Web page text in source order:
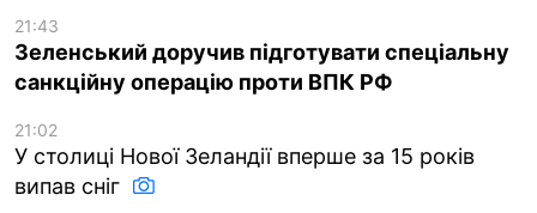
21:43
Зеленський доручив підготувати спеціальну
санкційну операцію проти ВПК РФ
21:02
У столиці Нової Зеландії вперше за 15 років
випав сніг